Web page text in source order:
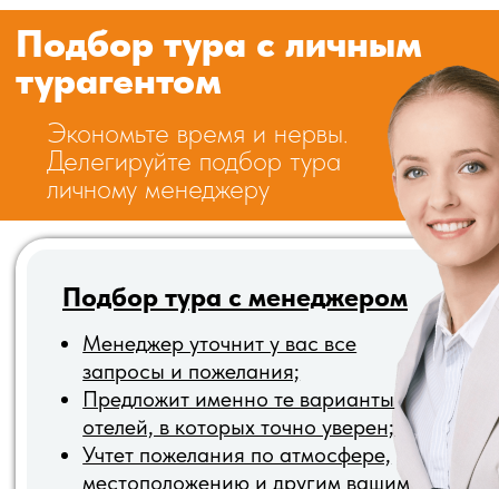
Знаем какие отели
классные, а в
лучше не ездить
более 500
успешно ездят с
нами ежемесячно
можем рекомендовать